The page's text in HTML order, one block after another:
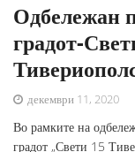
Одбележан
градот-
декември 11, 2020
Во рамките на
градот „Свети 15